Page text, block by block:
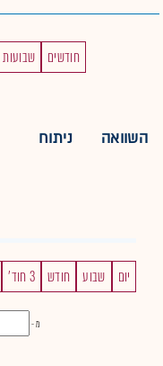
חודשים שבועות
השוואה ניתוח
יום שבוע חודש 3 חוד'
מ -